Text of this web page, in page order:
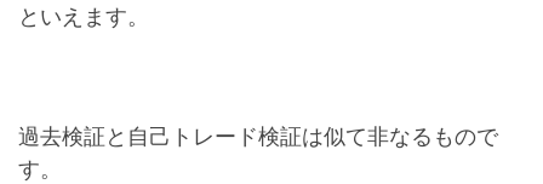
といえます。
過去検証と自己トレード検証は似て非なるもので
す。